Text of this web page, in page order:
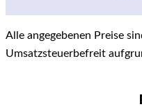
Alle angegebenen Preise
Umsatzsteuerbefreit